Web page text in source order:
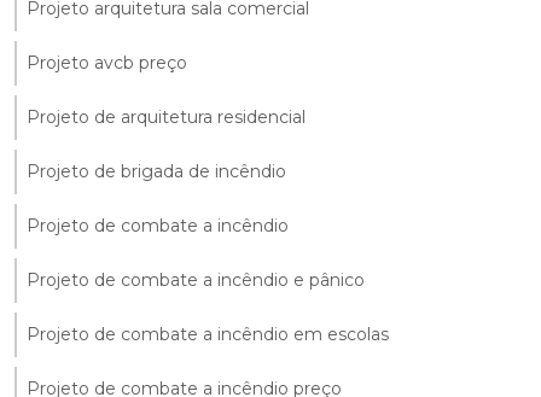
Projeto arquitetura sala comercial
Projeto avcb preço
Projeto de arquitetura residencial
Projeto de brigada de incêndio
Projeto de combate a incêndio
Projeto de combate a incêndio e pânico
Projeto de combate a incêndio em escolas
Projeto de combate a incêndio preço